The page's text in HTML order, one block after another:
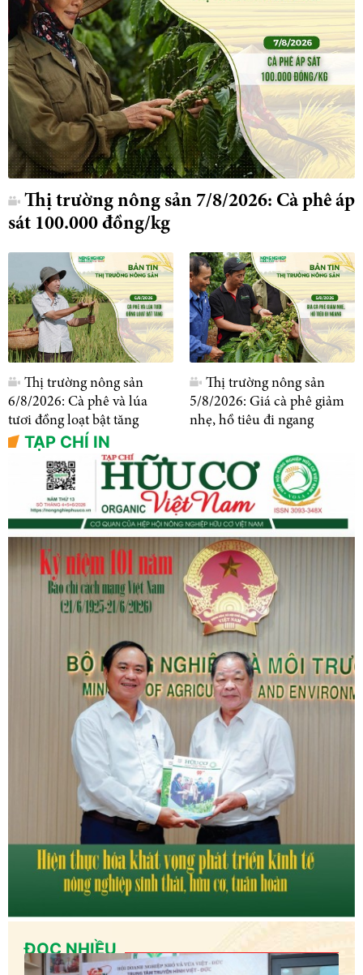
Thị trường nông sản 7/8/2026: Cà phê áp
sát 100.000 đồng/kg
Thị trường nông sản
6/8/2026: Cà phê và lúa
tươi đồng loạt bật tăng
Thị trường nông sản
5/8/2026: Giá cà phê giảm
nhẹ, hồ tiêu đi ngang
TẠP CHÍ IN
ĐỌC NHIỀU